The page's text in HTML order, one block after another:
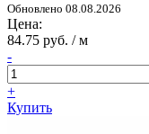
Обновлено 08.08.2026
Цена:
84.75 руб. / м
-
+
Купить